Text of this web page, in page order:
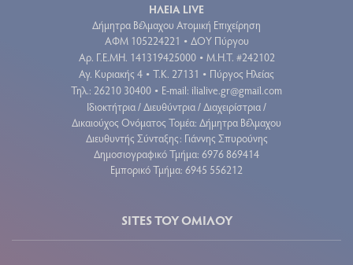
ΗΛΕΙΑ LIVE
Δήμητρα Βέλμαχου Ατομική Επιχείρηση
ΑΦΜ 105224221 • ΔΟΥ Πύργου
Aρ. Γ.Ε.ΜΗ. 141319425000 • Μ.Η.Τ. #242102
Αγ. Κυριακής 4 • Τ.Κ. 27131 • Πύργος Ηλείας
Τηλ.: 26210 30400 • E-mail: ilialive.gr@gmail.com
Ιδιοκτήτρια / Διευθύντρια / Διαχειρίστρια /
Δικαιούχος Ονόματος Τομέα: Δήμητρα Βέλμαχου
Διευθυντής Σύνταξης: Γιάννης Σπυρούνης
Δημοσιογραφικό Τμήμα: 6976 869414
Εμπορικό Τμήμα: 6945 556212
SITES ΤΟΥ ΟΜΙΛΟΥ